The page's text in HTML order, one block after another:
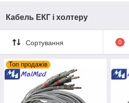
Кабель ЕКГ і холтеру
Сортування 0
Топ продажів